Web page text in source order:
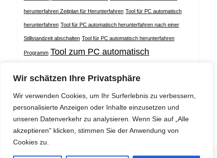
Wir schätzen Ihre Privatsphäre
Wir verwenden Cookies, um Ihr Surferlebnis zu verbessern,
personalisierte Anzeigen oder Inhalte einzusetzen und
unseren Datenverkehr zu analysieren. Wenn Sie auf „Alle
akzeptieren" klicken, stimmen Sie der Anwendung von
Cookies zu.
herunterfahren Zeitplan für Herunterfahren Tool für PC automatisch
herunterfahren Tool für PC automatisch herunterfahren nach einer
Stillstandzeit abschalten Tool für PC automatisch herunterfahren
Programm Tool zum PC automatisch
Energiesparplan Tool zum PC automatisch herunterfahren
Planungssoftware